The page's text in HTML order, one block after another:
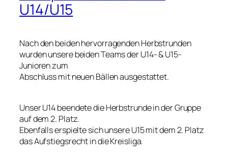
U14/U15
Nach den beiden hervorragenden Herbstrunden
wurden unsere beiden Teams der U14- & U15-
Junioren zum
Abschluss mit neuen Bällen ausgestattet.
Unser U14 beendete die Herbstrunde in der Gruppe
auf dem 2. Platz.
Ebenfalls erspielte sich unsere U15 mit dem 2. Platz
das Aufstiegsrecht in die Kreisliga.